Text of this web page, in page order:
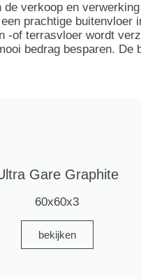
verkoop en
prachtige
-of terrasvloer wordt
bedrag besparen.
Gare Graphite
60x60x3
bekijken